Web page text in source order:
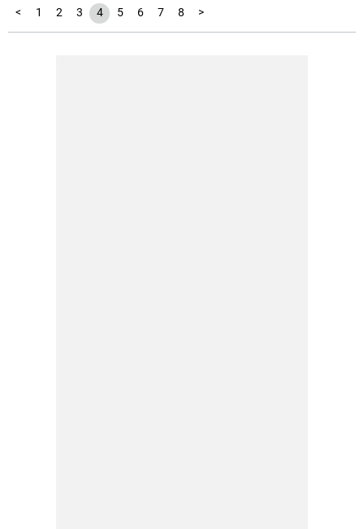
< 1 2 3 4 5 6 7 8 >